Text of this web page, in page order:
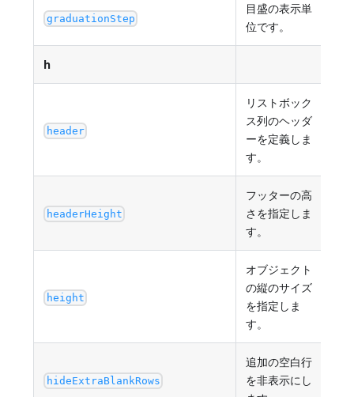
graduationStep
目盛の表示単
位です。
h
header
リストボック
ス列のヘッダ
ーを定義しま
す。
headerHeight
フッターの高
さを指定しま
す。
height
オブジェクト
の縦のサイズ
を指定しま
す。
hideExtraBlankRows
追加の空白行
を非表示にし